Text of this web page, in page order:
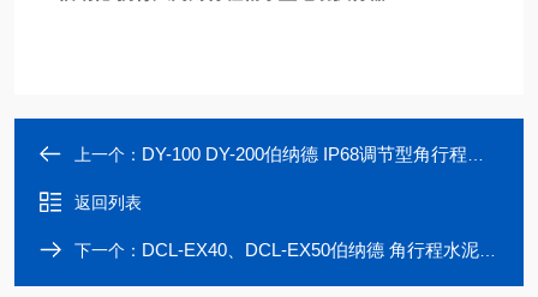
上一个： DY-100 DY-200伯纳德 IP68调节型角行程电动阀门执行器
返回列表
下一个： DCL-EX40、DCL-EX50伯纳德 角行程水泥厂电动流量阀执行器